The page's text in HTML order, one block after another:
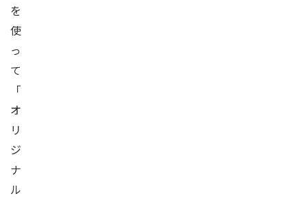
を
使
っ
て
「
オ
リ
ジ
ナ
ル